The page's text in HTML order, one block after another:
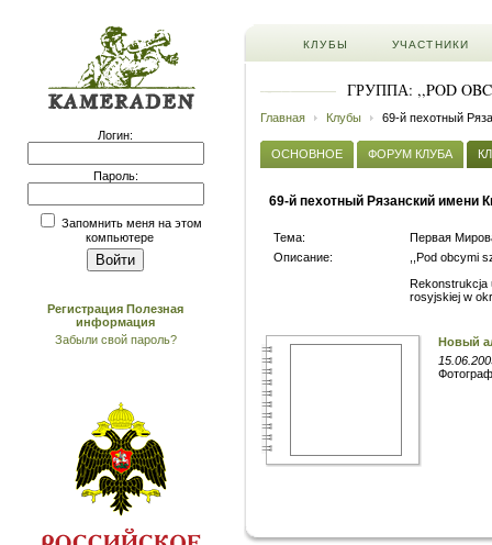
Логин:
Пароль:
Запомнить меня на этом
компьютере
Регистрация Полезная
информация
Забыли свой пароль?
КЛУБЫ УЧАСТНИКИ
ГРУППА: ,,POD
Главная Клубы 69-й пехотный
ОСНОВНОЕ ФОРУМ КЛУБА
69-й пехотный Рязанский имени
Тема:
Первая
Описание:
,,Pod obcymi
Rekonstrukcja
rosyjskiej w
Новый